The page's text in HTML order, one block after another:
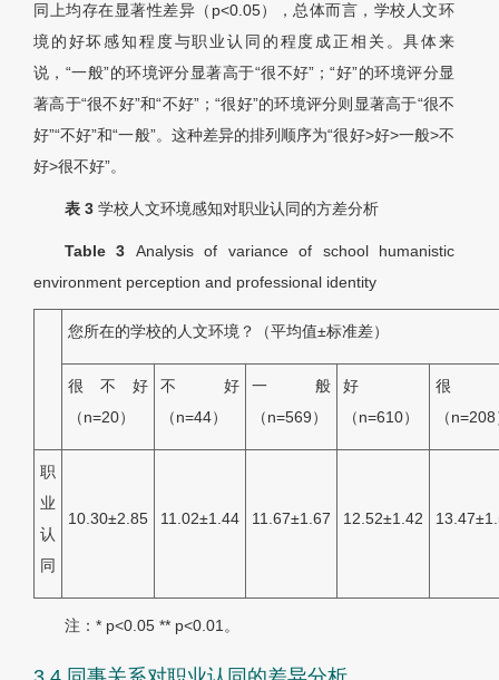
同上均存在显著性差异（ p<0.05），总体而言，学校人文环
境的好坏感知程度与职业认同的程度成正相关。具体来
说，“一般”的环境评分显著高于“很不好”；“好”的环境评分显
著高于“很不好”和“不好”；“很好”的环境评分则显著高于“很不
好”“不好”和“一般”。这种差异的排列顺序为“很好>好>一般>不
好>很不好”。
表 3 学校人文环境感知对职业认同的方差分析
Table 3 Analysis of variance of school humanistic
environment perception and professional identity
您所在的学校的人文环境？（平均值±标准差）
很不好
（n=20）
不好
（n=44）
一般
（n=569）
好
（n=610）
很
（n=208
职
业
认
同
10.30±2.85 11.02±1.44 11.67±1.67 12.52±1.42
注：* p<0.05 ** p<0.01。